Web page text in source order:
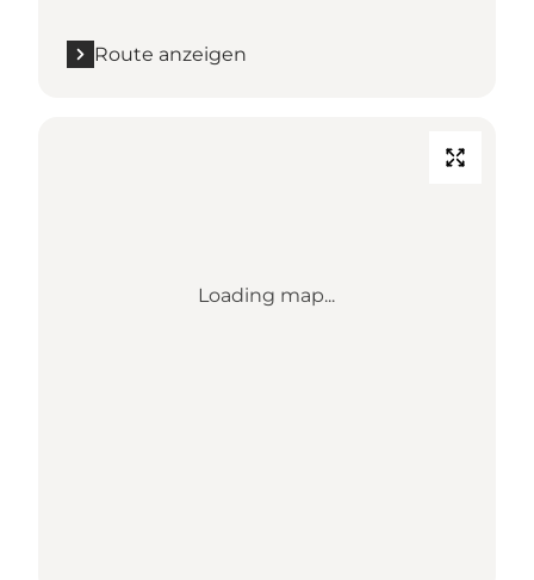
Route anzeigen
Loading map...